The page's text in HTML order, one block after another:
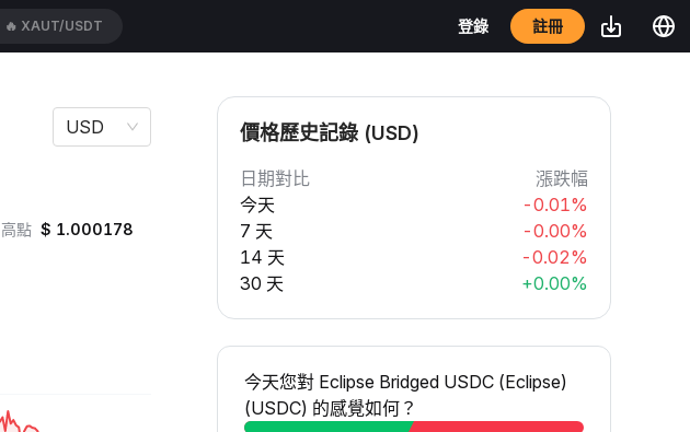
🔥 XAUT/USDT 登錄 註冊
USD
高點 $ 1.000178
價格歷史記錄 (USD)
日期對比
漲跌幅
今天
-0.01%
7 天
-0.00%
14 天
-0.02%
30 天
+0.00%
今天您對 Eclipse Bridged USDC (Eclipse)
(USDC) 的感覺如何？